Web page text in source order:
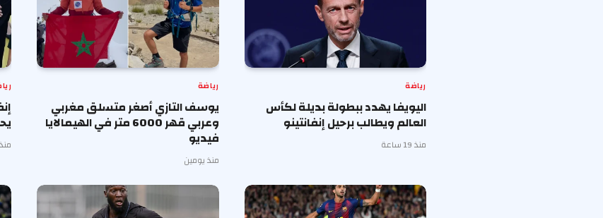
رياضة
اليويفا يهدد ببطولة بديلة لكأس
العالم ويطالب برحيل إنفانتينو
منذ 19 ساعة
رياضة
يوسف التازي أصغر متسلق مغربي
وعربي قهر 6000 متر في الهيمالايا
فيديو
منذ يومين
منذ 3 أيام